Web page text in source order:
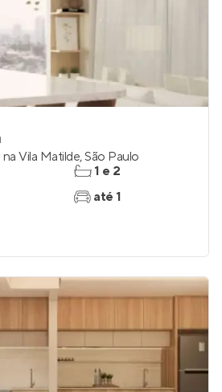
na Vila Matilde,São Paulo
1 e 2
até 1